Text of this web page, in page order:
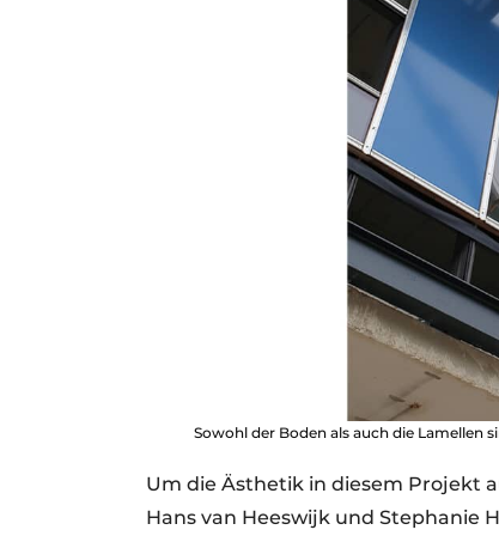
Sowohl der Boden als auch die Lamellen
Um die Ästhetik in diesem Projekt
Hans van Heeswijk und Stephanie